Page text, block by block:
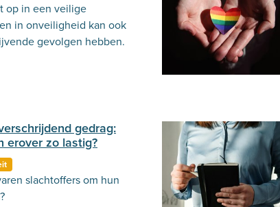
op in een veilige
in onveiligheid kan ook
gevolgen hebben.
gedrag:
erover zo lastig?
slachtoffers om hun